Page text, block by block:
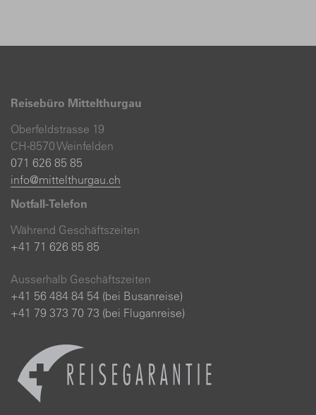
Reisebüro Mittelthurgau
Oberfeldstrasse 19
CH-8570 Weinfelden
071 626 85 85
info@mittelthurgau.ch
Notfall-Telefon
Während Geschäftszeiten
+41 71 626 85 85
Ausserhalb Geschäftszeiten
+41 56 484 84 54 (bei Busanreise)
+41 79 373 70 73 (bei Fluganreise)